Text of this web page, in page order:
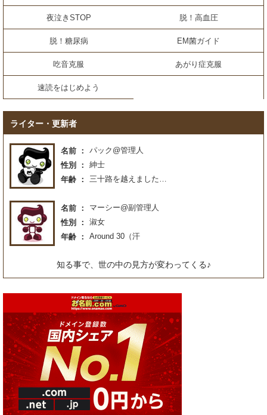
夜泣きSTOP 脱！高血圧
脱！糖尿病 EM菌ガイド
吃音克服 あがり症克服
速読をはじめよう
ライター・更新者
名前
パック@管理人
性別
紳士
年齢
三十路を越えました…
名前
マーシー@副管理人
性別
淑女
年齢
Around 30（汗
知る事で、世の中の見方が変わってくる♪